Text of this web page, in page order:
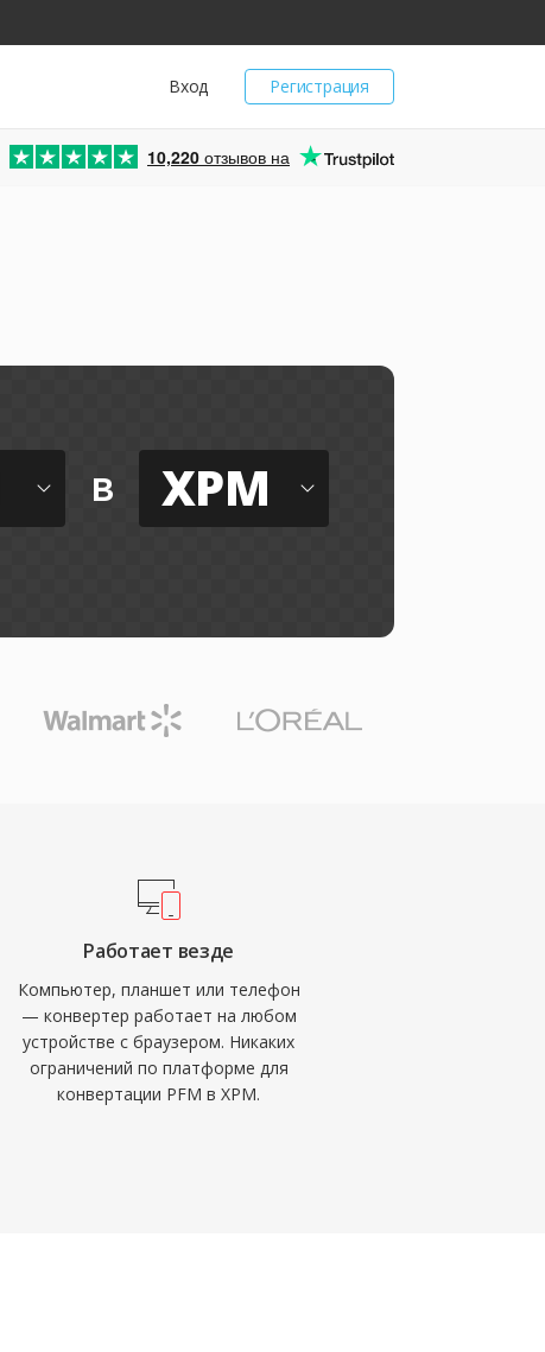
Регистрация
Вход
10,220 отзывов на
в XPM
Работает везде
Компьютер, планшет или телефон
— конвертер работает на любом
устройстве с браузером. Никаких
ограничений по платформе для
конвертации PFM в XPM.